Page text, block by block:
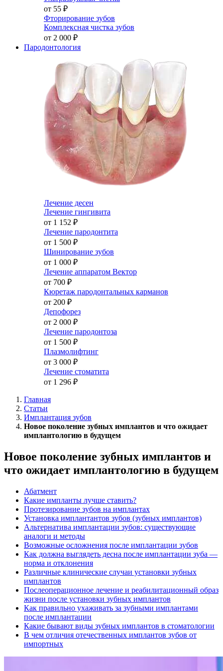
от 55 ₽
Фторирование зубов
Комплексная чистка зубов
от 2 000 ₽
Пародонтология
Лечение десен
Лечение гингивита
от 1 152 ₽
Лечение пародонтита
от 1 500 ₽
Шинирование зубов
от 1 000 ₽
Лечение аппаратом Вектор
от 700 ₽
Кюретаж пародонтальных карманов
от 200 ₽
Депофорез
от 2 000 ₽
Лечение пародонтоза
от 1 500 ₽
Плазмолифтинг
от 3 000 ₽
Лечение стоматита
от 1 296 ₽
Главная
Статьи
Имплантация зубов
Новое поколение зубных имплантов и что ожидает
имплантологию в будущем
Новое поколение зубных имплантов и
что ожидает имплантологию в будущем
Абатмент
Какие импланты лучше ставить?
Протезирование зубов на имплантах
Установка имплантантов зубов (зубных имплантов)
Альтернатива имплантации зубов: существующие
аналоги и методы
Возможные осложнения после имплантации зубов
Как должна выглядеть десна после имплантации зуба —
норма и отклонения
Различные клинические случаи установки зубных
имплантов
Послеоперационное лечение и реабилитационный образ
жизни после установки зубных имплантов
Как правильно ухаживать за зубными имплантами
после имплантации
Какие бывают виды зубных имплантов в стоматологии
В чем отличия отечественных имплантов зубов от
импортных